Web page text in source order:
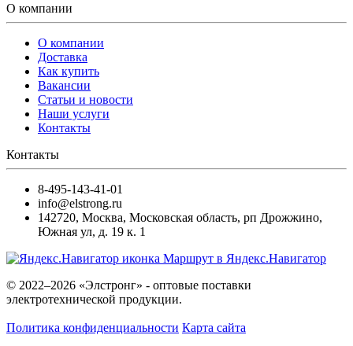
О компании
О компании
Доставка
Как купить
Вакансии
Статьи и новости
Наши услуги
Контакты
Контакты
8-495-143-41-01
info@elstrong.ru
142720, Москва, Московская область, рп Дрожжино,
Южная ул, д. 19 к. 1
Маршрут в Яндекс.Навигатор
© 2022–2026 «Элстронг» - оптовые поставки
электротехнической продукции.
Политика конфиденциальности Карта сайта